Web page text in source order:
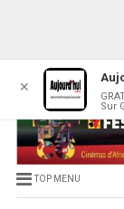
TOP MENU
✕
Sur